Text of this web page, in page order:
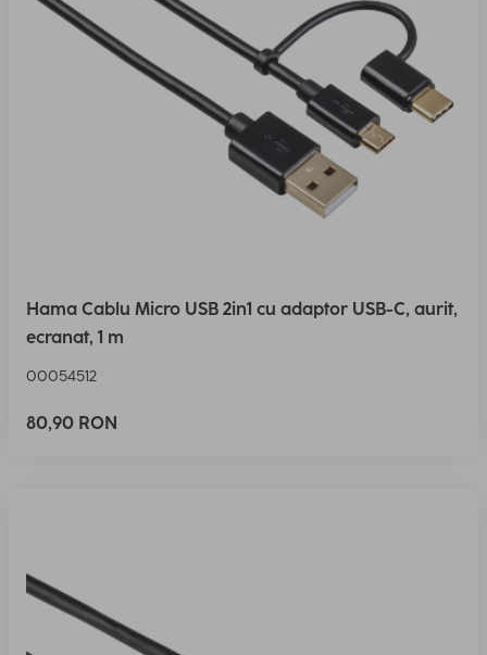
Hama Cablu Micro USB 2in1 cu adaptor USB-C, aurit,
ecranat, 1 m
00054512
80,90 RON